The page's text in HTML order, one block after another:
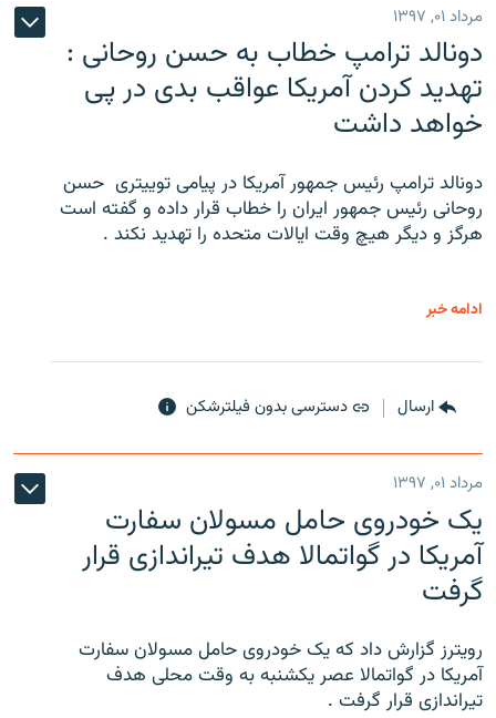
مرداد ۰۱, ۱۳۹۷
دونالد ترامپ خطاب به حسن روحانی :
تهدید کردن آمریکا عواقب بدی در پی
خواهد داشت
دونالد ترامپ رئیس جمهور آمریکا در پیامی توییتری ‌ حسن
روحانی رئیس جمهور ایران را خطاب قرار داده و گفته است
هرگز و دیگر هیچ وقت ایالات متحده را تهدید نکند .
ادامه خبر
ارسال دسترسی بدون فیلترشکن
مرداد ۰۱, ۱۳۹۷
یک خودروی حامل مسولان سفارت
آمریکا در گواتمالا هدف تیراندازی قرار
گرفت
رویترز گزارش داد که یک خودروی حامل مسولان سفارت
آمریکا در گواتمالا عصر یکشنبه به وقت محلی هدف
تیراندازی قرار گرفت .